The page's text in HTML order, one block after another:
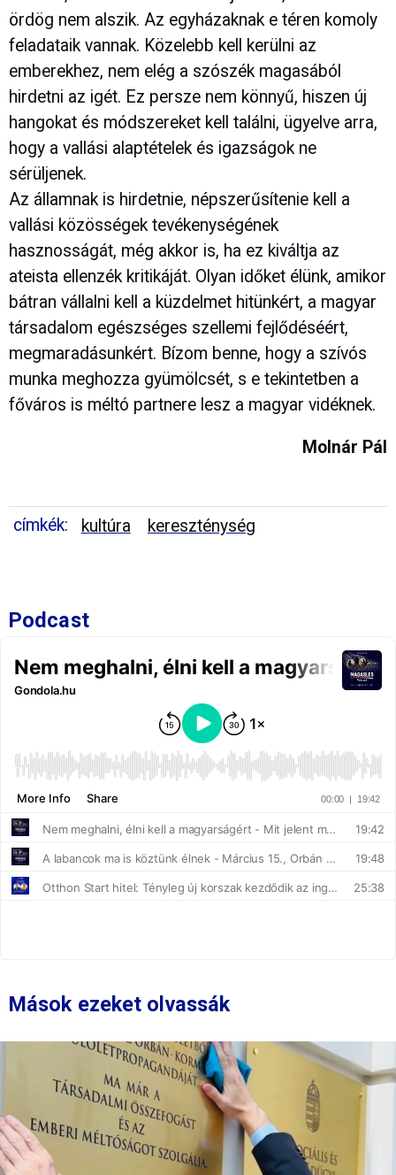
ördög nem alszik. Az egyházaknak e téren komoly
feladataik vannak. Közelebb kell kerülni az
emberekhez, nem elég a szószék magasából
hirdetni az igét. Ez persze nem könnyű, hiszen új
hangokat és módszereket kell találni, ügyelve arra,
hogy a vallási alaptételek és igazságok ne
sérüljenek.
Az államnak is hirdetnie, népszerűsítenie kell a
vallási közösségek tevékenységének
hasznosságát, még akkor is, ha ez kiváltja az
ateista ellenzék kritikáját. Olyan időket élünk, amikor
bátran vállalni kell a küzdelmet hitünkért, a magyar
társadalom egészséges szellemi fejlődéséért,
megmaradásunkért. Bízom benne, hogy a szívós
munka meghozza gyümölcsét, s e tekintetben a
főváros is méltó partnere lesz a magyar vidéknek.
Molnár Pál
címkék: kultúra kereszténység
Podcast
Mások ezeket olvassák